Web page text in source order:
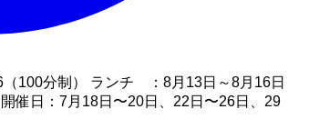
100分制） ランチ ：8月13日～8月16日
催日：7月18日〜20日、22日〜26日、29